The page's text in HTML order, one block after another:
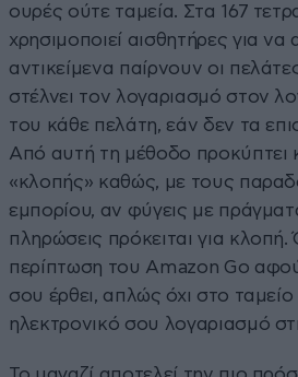
ουρές ούτε ταμεία. Στα 167
χρησιμοποιεί αισθητήρες για να
αντικείμενα παίρνουν οι
στέλνει τον λογαριασμό στον
του κάθε πελάτη, εάν δεν τα
Από αυτή τη μέθοδο προκύπτει
«κλοπής» καθώς, με τους
εμπορίου, αν φύγεις με
πληρώσεις πρόκειται για
περίπτωση του Amazon Go
σου έρθει, απλώς όχι στο
ηλεκτρονικό σου λογαριασμό